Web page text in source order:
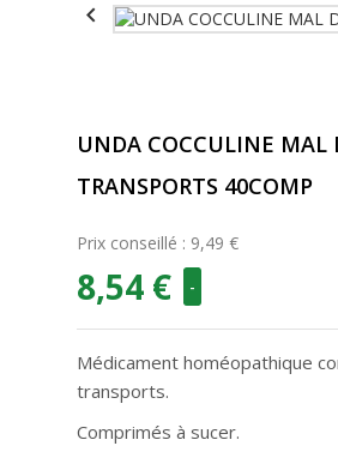

UNDA COCCULINE MAL
TRANSPORTS 40COMP
Prix conseillé : 9,49 €
8,54 € -
Médicament homéopathique
transports.
Comprimés à sucer.